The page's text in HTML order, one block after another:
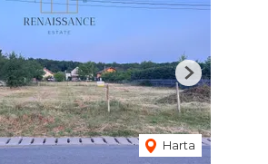
Harta
Next